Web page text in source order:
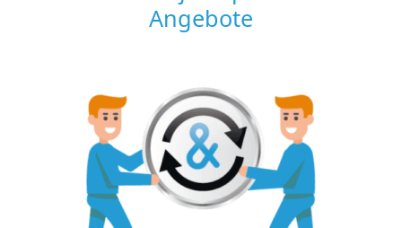
Angebote